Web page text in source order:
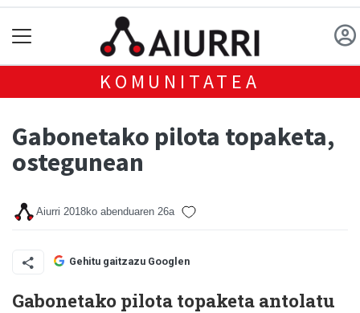
KOMUNITATEA
Gabonetako pilota topaketa,
ostegunean
Aiurri 2018ko abenduaren 26a
Gehitu gaitzazu Googlen
Gabonetako pilota topaketa antolatu